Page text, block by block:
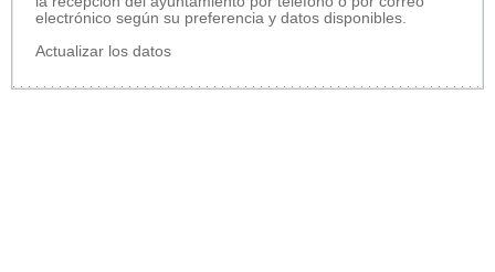
electrónico según su preferencia y datos disponibles.
Actualizar los datos